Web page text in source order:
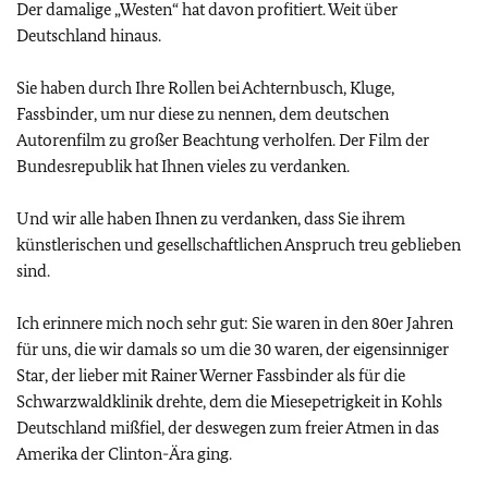
Der damalige „Westen“ hat davon profitiert. Weit über
Deutschland hinaus.
Sie haben durch Ihre Rollen bei Achternbusch, Kluge,
Fassbinder, um nur diese zu nennen, dem deutschen
Autorenfilm zu großer Beachtung verholfen. Der Film der
Bundesrepublik hat Ihnen vieles zu verdanken.
Und wir alle haben Ihnen zu verdanken, dass Sie ihrem
künstlerischen und gesellschaftlichen Anspruch treu geblieben
sind.
Ich erinnere mich noch sehr gut: Sie waren in den 80er Jahren
für uns, die wir damals so um die 30 waren, der eigensinniger
Star, der lieber mit Rainer Werner Fassbinder als für die
Schwarzwaldklinik drehte, dem die Miesepetrigkeit in Kohls
Deutschland mißfiel, der deswegen zum freier Atmen in das
Amerika der Clinton-Ära ging.